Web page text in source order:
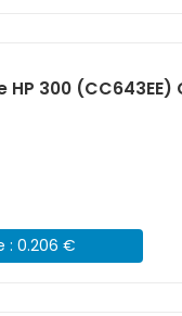
300 (CC643EE)
: 0.206 €